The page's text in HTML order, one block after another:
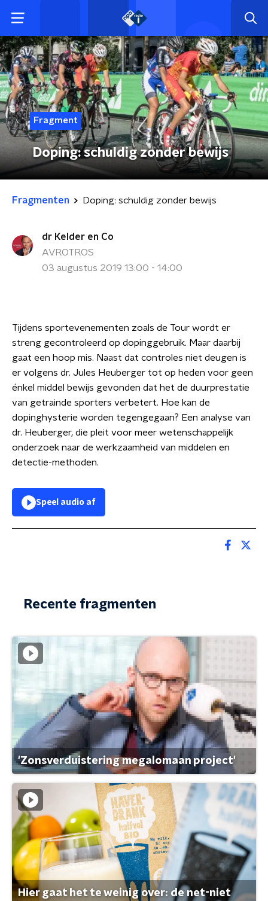
Fragment
Doping: schuldig zonder bewijs
Fragmenten Doping: schuldig zonder bewijs
dr Kelder en Co
AVROTROS
03 augustus 2019 13:00 - 14:00
Tijdens sportevenementen zoals de Tour wordt er
streng gecontroleerd op dopinggebruik. Maar daarbij
gaat een hoop mis. Naast dat controles niet deugen is
er volgens dr. Jules Heuberger tot op heden voor geen
énkel middel bewijs gevonden dat het de duurprestatie
van getrainde sporters verbetert. Hoe kan de
dopinghysterie worden tegengegaan? Een analyse van
dr. Heuberger, die pleit voor meer wetenschappelijk
onderzoek naar de werkzaamheid van middelen en
detectie-methoden.
Speel audio af
Recente fragmenten
'Zonsverduistering megalomaan project'
Hier gaat het te weinig over: de net-niet